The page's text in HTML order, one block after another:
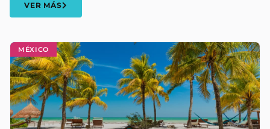
MÉXICO
VER MÁS